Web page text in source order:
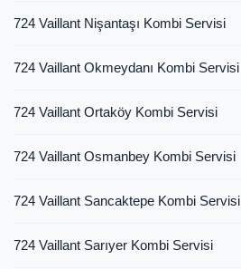
724 Vaillant Nişantaşı Kombi Servisi
724 Vaillant Okmeydanı Kombi Servisi
724 Vaillant Ortaköy Kombi Servisi
724 Vaillant Osmanbey Kombi Servisi
724 Vaillant Sancaktepe Kombi Servisi
724 Vaillant Sarıyer Kombi Servisi